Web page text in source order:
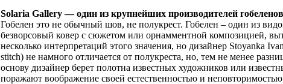
Solaria Gallery — один из крупнейших производителей
Гобелен это не обычный шов, не полукрест. Гобелен – один из
безворсовый ковер с сюжетом или орнамментной композицией,
несколько интерпретаций этого значения, но дизайнер Stoyanka
stitch) не намного отличается от полукреста, но, тем не менее
основу дизайнер берет полотна известных художников или
поражают воображение своей естественностью и